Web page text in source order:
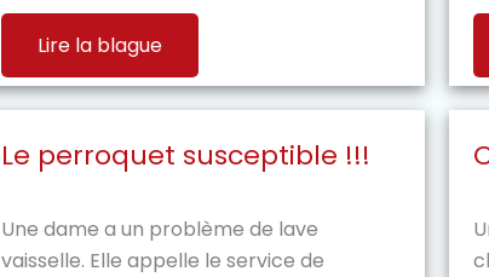
Lire la blague
Le perroquet susceptible !!!
Une dame a un problème de lave
vaisselle. Elle appelle le service de